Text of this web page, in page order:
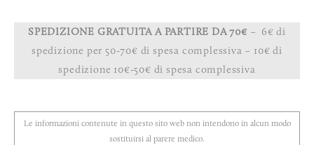
SPEDIZIONE GRATUITA A PARTIRE DA 70€ – 6€ di
spedizione per 50-70€ di spesa complessiva – 10€ di
spedizione 10€-50€ di spesa complessiva
Le informazioni contenute in questo sito web non intendono in alcun modo
sostituirsi al parere medico.